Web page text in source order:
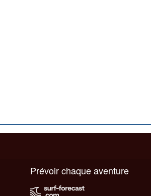
Prévoir chaque aventure